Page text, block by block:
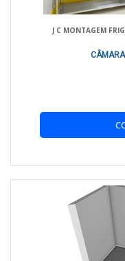
de energia, fácil
proporcionando
COMPARATIVO
especializado.
PARA QUEM É
Nossos produtos são
distribuidores de
de transporte
COMO USAR
A instalação é
manutenção.
J C MONTAGEM